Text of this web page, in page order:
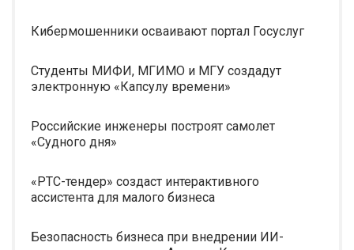
Кибермошенники осваивают портал Госуслуг
Студенты МИФИ, МГИМО и МГУ создадут
электронную «Капсулу времени»
Российские инженеры построят самолет
«Судного дня»
«РТС-тендер» создаст интерактивного
ассистента для малого бизнеса
Безопасность бизнеса при внедрении ИИ-